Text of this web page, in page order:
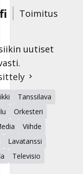
Toimitus
uutiset
Tanssilava
Orkesteri
Viihde
Lavatanssi
Televisio